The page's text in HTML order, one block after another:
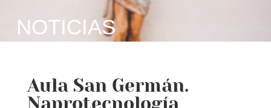
NOTICIAS
Aula San Germán.
Naprotecnología